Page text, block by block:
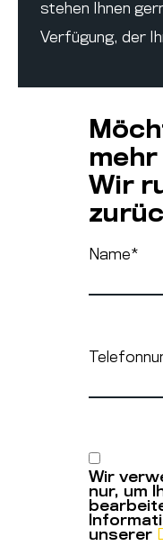
stehen Ihnen
Verfügung, der
Wir
Name*
Wir
nur, um
unserer